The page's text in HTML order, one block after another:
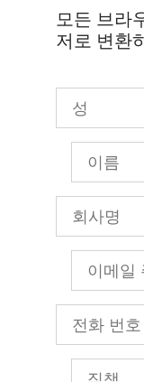
모든 브라
저로 변환